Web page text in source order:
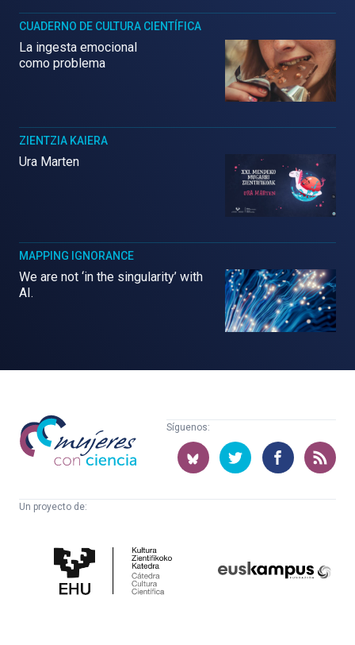
CUADERNO DE CULTURA CIENTÍFICA
La ingesta emocional
como problema
ZIENTZIA KAIERA
Ura Marten
MAPPING IGNORANCE
We are not ‘in the singularity’ with
AI.
Mujeres
con
ciencia
Síguenos:
Un proyecto de:
Cultura
Científica